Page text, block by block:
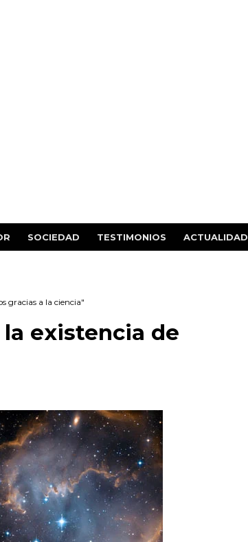
SOCIEDAD TESTIMONIOS ACTUALIDAD
gracias a la ciencia"
la existencia de